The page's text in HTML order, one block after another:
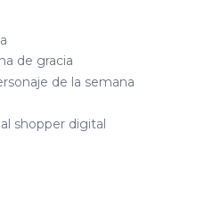
de gracia
de la semana
shopper digital